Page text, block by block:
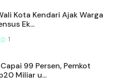
Kota Kendari Ajak Warga
Ek...
1
99 Persen, Pemkot
Miliar u...